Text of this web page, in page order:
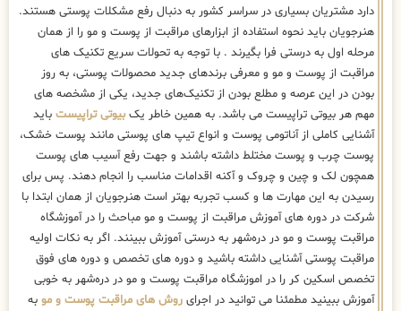
دارد مشتریان بسیاری در سراسر کشور به دنبال رفع مشکلات پوستی هستند.
هنرجویان باید نحوه استفاده از ابزارهای مراقبت از پوست و مو را از همان
مرحله اول به درستی فرا بگیرند . با توجه به تحولات سریع تکنیک ‌های
مراقبت از پوست و مو و معرفی برندهای جدید محصولات پوستی، به روز
بودن در این عرصه و مطلع بودن از تکنیک‌های جدید، یکی از مشخصه های
مهم هر بیوتی تراپیست می باشد. به همین خاطر یکبیوتی تراپیست باید
آشنایی کاملی از آناتومی پوست و انواع تیپ های پوستی مانند پوست خشک،
پوست چرب و پوست مختلط داشته باشند و جهت رفع آسیب های پوست
همچون لک و چین و چروک و آکنه اقدامات مناسب را انجام دهند. پس برای
رسیدن به این مهارت ها و کسب تجربه بهتر است هنرجویان از همان ابتدا با
شرکت در دوره های آموزش مراقبت از پوست و مو مباحث را در آموزشگاه
مراقبت پوست و مو در دره‌شهر به درستی آموزش ببینند. اگر به نکات اولیه
مراقبت پوستی آشنایی داشته باشید و دوره های تخصص و دوره های فوق
تخصص اسکین کر را در اموزشگاه مراقبت پوست و مو در دره‌شهر به خوبی
آموزش ببینید مطمئنا می توانید در اجرای روش های مراقبت پوست و مو به